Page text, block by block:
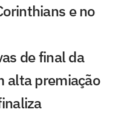
e no
de final da
alta premiação